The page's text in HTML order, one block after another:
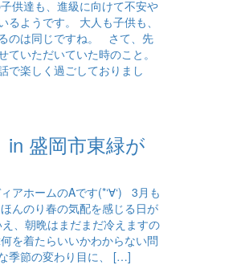
供達も、進級に向けて不安や
ようです。 大人も子供も、
のは同じですね。 さて、先
ていただいていた時のこと。
で楽しく過ごしておりまし
in 盛岡市東緑が
アホームのAです(*‘∀‘) 3月も
んのり春の気配を感じる日が
え、朝晩はまだまだ冷えますの
を着たらいいかわからない問
季節の変わり目に、 […]